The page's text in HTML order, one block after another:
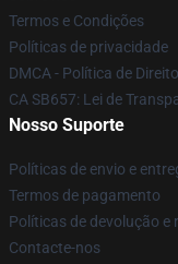
Termos e Condições
Políticas de privacidade
DMCA - Política de
CA SB657: Lei de
Nosso Suporte
Políticas de envio e
Termos de pagamento
Políticas de devolução e
Contacte-nos